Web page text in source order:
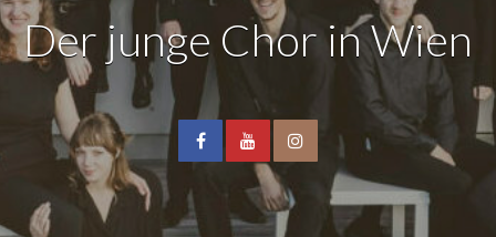
Der junge Chor in Wien